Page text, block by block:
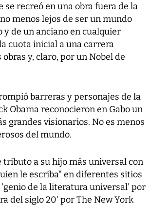
recreó en una obra fuera de la
menos lejos de ser un mundo
de un anciano en cualquier
cuota inicial a una carrera
y, claro, por un Nobel de
barreras y personajes de la
Obama reconocieron en Gabo un
grandes visionarios. No es menos
del mundo.
tributo a su hijo más universal con
le escriba" en diferentes sitios
de la literatura universal' por
del siglo 20' por The New York